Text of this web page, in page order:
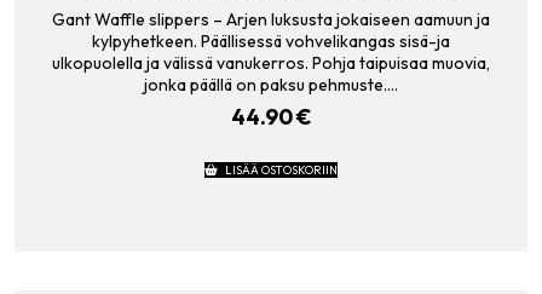
Gant Waffle slippers – Arjen luksusta jokaiseen aamuun ja
kylpyhetkeen. Päällisessä vohvelikangas sisä-ja
ulkopuolella ja välissä vanukerros. Pohja taipuisaa muovia,
jonka päällä on paksu pehmuste.…
44.90€
LISÄÄ OSTOSKORIIN